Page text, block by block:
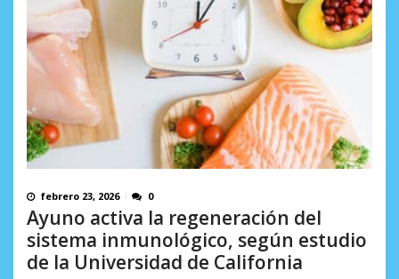
febrero 23, 2026 0
Ayuno activa la regeneración del
sistema inmunológico, según estudio
de la Universidad de California